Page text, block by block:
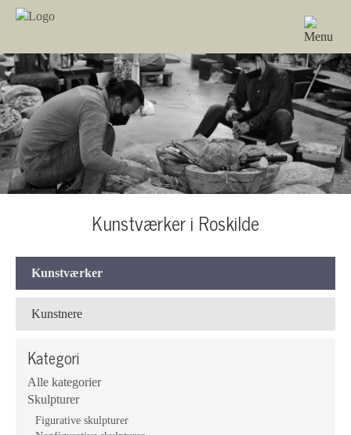
Kunstværker i Roskilde
Kunstværker
Kunstnere
Kategori
Alle kategorier
Skulpturer
Figurative skulpturer